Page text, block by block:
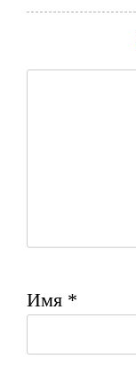
Имя *